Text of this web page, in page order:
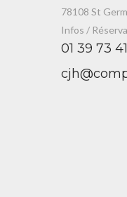
78108 St
Infos /
01 39 73